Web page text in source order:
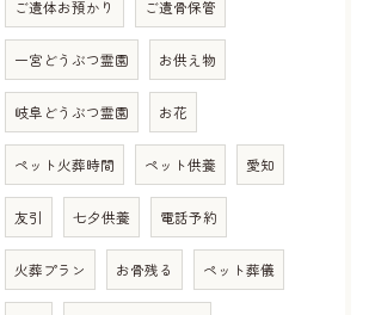
ご遺体お預かり ご遺骨保管
一宮どうぶつ霊園 お供え物
岐阜どうぶつ霊園 お花
ペット火葬時間 ペット供養 愛知
友引 七夕供養 電話予約
火葬プラン お骨残る ペット葬儀